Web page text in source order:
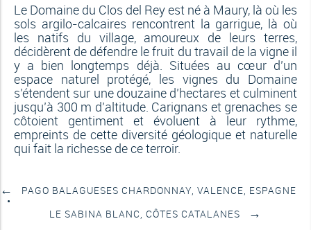
Le Domaine du Clos del Rey est né à Maury, là où les
sols argilo-calcaires rencontrent la garrigue, là où
les natifs du village, amoureux de leurs terres,
décidèrent de défendre le fruit du travail de la vigne il
y a bien longtemps déjà. Situées au cœur d’un
espace naturel protégé, les vignes du Domaine
s’étendent sur une douzaine d’hectares et culminent
jusqu’à 300 m d’altitude. Carignans et grenaches se
côtoient gentiment et évoluent à leur rythme,
empreints de cette diversité géologique et naturelle
qui fait la richesse de ce terroir.
LE SABINA BLANC, CÔTES CATALANES →
← PAGO BALAGUESES CHARDONNAY, VALENCE, ESPAGNE